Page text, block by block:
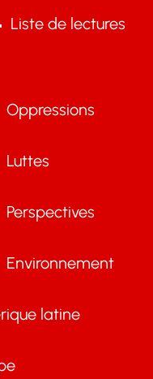
Liste de lectures
Oppressions
Luttes
Perspectives
Environnement
latine